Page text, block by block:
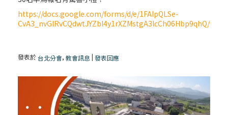
https://docs.google.com/forms/d/e/1FAIpQLSe-
CvA3_nvGlRvCQdwtJYZbl4y1rXZMstgA3lcCh06Hbp9qhQ/
發表於 台北分會,教會訊息 |發表回應